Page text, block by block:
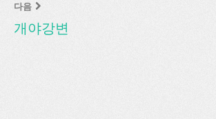
다음
개야강변